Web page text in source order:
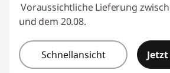
Voraussichtliche Lieferung
und dem 20.08.
Schnellansicht